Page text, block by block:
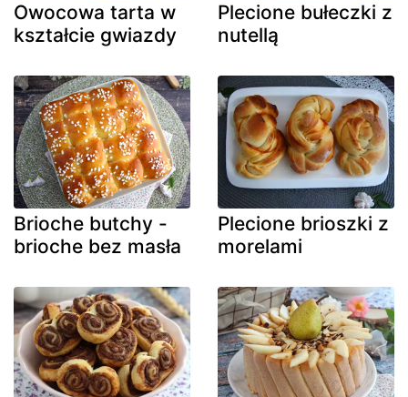
Owocowa tarta w
kształcie gwiazdy
Plecione bułeczki z
nutellą
Brioche butchy -
brioche bez masła
Plecione brioszki z
morelami